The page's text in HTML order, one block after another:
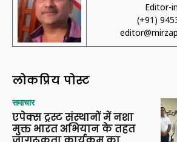
Editor-
(+91)
लोकप्रिय पोस्ट
समाचार
एपेक्स ट्रस्ट संस्थानों में नशा
मुक्त भारत अभियान के तहत